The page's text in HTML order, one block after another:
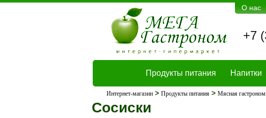
О нас
+7
Продукты питания Напитки
Интернет-магазин >Продукты питания >Мясная
Сосиски